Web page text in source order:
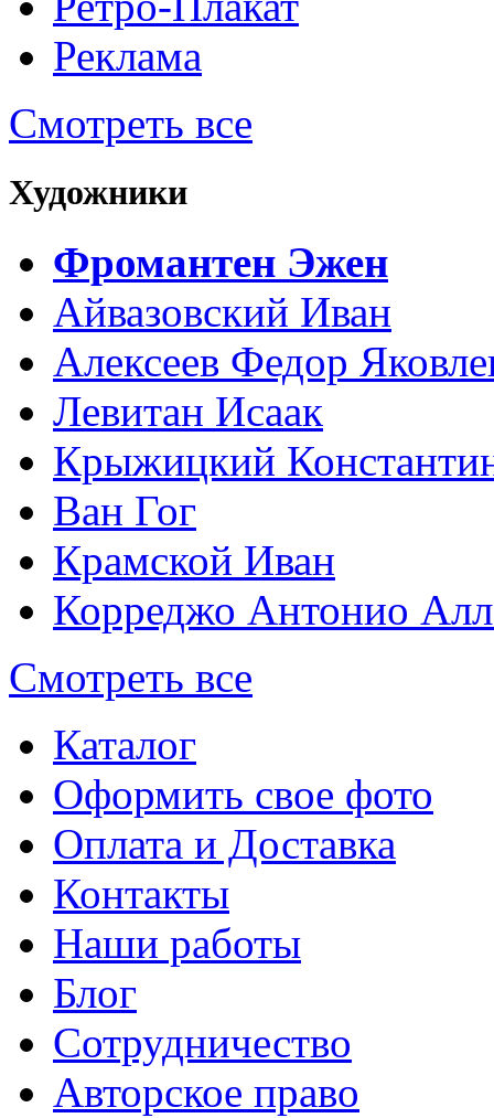
Реклама
Смотреть все
Художники
Фромантен Эжен
Айвазовский Иван
Алексеев Федор
Левитан Исаак
Крыжицкий
Ван Гог
Крамской Иван
Корреджо Антонио
Смотреть все
Каталог
Оформить свое фото
Оплата и Доставка
Контакты
Наши работы
Блог
Сотрудничество
Авторское право